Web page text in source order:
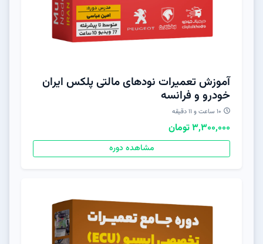
آموزش تعمیرات نودهای مالتی پلکس ایران
خودرو و‌ فرانسه
10 ساعت و 11 دقیقه
3,300,000 تومان
مشاهده دوره